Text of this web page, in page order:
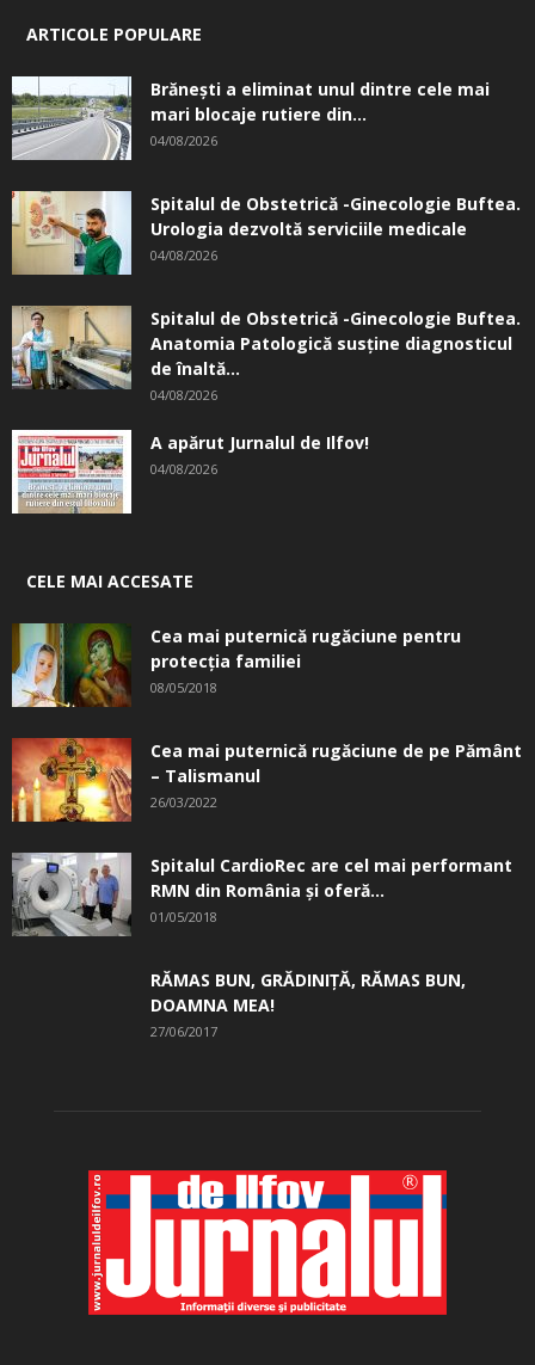
ARTICOLE POPULARE
Brănești a eliminat unul dintre cele mai
mari blocaje rutiere din...
04/08/2026
Spitalul de Obstetrică -Ginecologie Buftea.
Urologia dezvoltă serviciile medicale
04/08/2026
Spitalul de Obstetrică -Ginecologie Buftea.
Anatomia Patologică susţine diagnosticul
de înaltă...
04/08/2026
A apărut Jurnalul de Ilfov!
04/08/2026
CELE MAI ACCESATE
Cea mai puternică rugăciune pentru
protecția familiei
08/05/2018
Cea mai puternică rugăciune de pe Pământ
– Talismanul
26/03/2022
Spitalul CardioRec are cel mai performant
RMN din România și oferă...
01/05/2018
RĂMAS BUN, GRĂDINIŢĂ, ­RĂMAS BUN,
DOAMNA MEA!
27/06/2017